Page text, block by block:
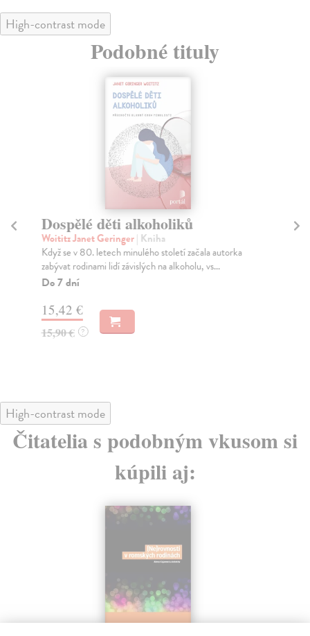
High-contrast mode
Podobné tituly
Dospělé děti alkoholiků
Woititz Janet Geringer| Kniha
Když se v 80. letech minulého století začala autorka
zabývat rodinami lidí závislých na alkoholu, vs...
Do 7 dní
15,42 €
15,90 € ?
High-contrast mode
Čitatelia s podobným vkusom si
kúpili aj: